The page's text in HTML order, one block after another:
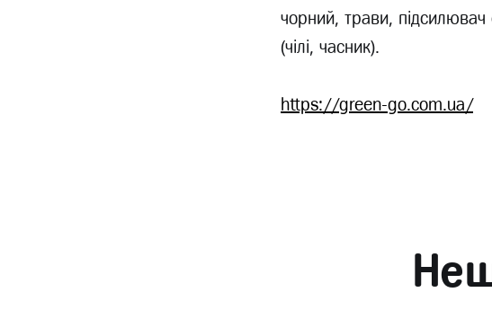
чорний, трави, підсилювач
(чілі, часник).
https://green-go.com.ua/